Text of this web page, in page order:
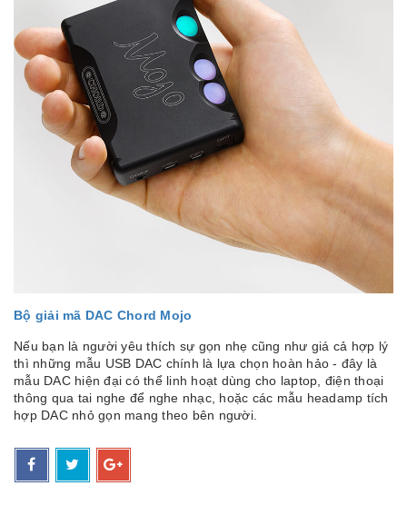
Bộ giải mã DAC Chord Mojo
Nếu bạn là người yêu thích sự gọn nhẹ cũng như giá cả hợp lý
thì những mẫu USB DAC chính là lựa chọn hoàn hảo - đây là
mẫu DAC hiện đại có thể linh hoạt dùng cho laptop, điện thoại
thông qua tai nghe để nghe nhạc, hoặc các mẫu headamp tích
hợp DAC nhỏ gọn mang theo bên người.